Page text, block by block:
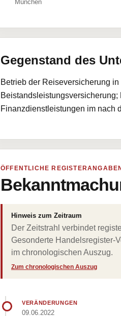
München
Gegenstand des
Betrieb der Reiseversicherung
Finanzdienstleistungen im nach
ÖFFENTLICHE REGISTERANGABEN
Hinweis zum Zeitraum
Der Zeitstrahl verbindet
Gesonderte Handelsregister-
im chronologischen Auszug.
Zum chronologischen Auszug
VERÄNDERUNGEN
09.06.2022